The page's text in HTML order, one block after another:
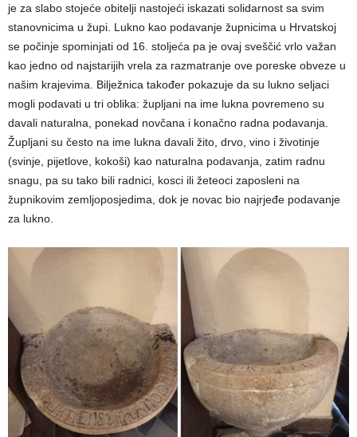
je za slabo stojeće obitelji nastojeći iskazati solidarnost sa svim
stanovnicima u župi. Lukno kao podavanje župnicima u Hrvatskoj
se počinje spominjati od 16. stoljeća pa je ovaj sveščić vrlo važan
kao jedno od najstarijih vrela za razmatranje ove poreske obveze u
našim krajevima. Bilježnica također pokazuje da su lukno seljaci
mogli podavati u tri oblika: župljani na ime lukna povremeno su
davali naturalna, ponekad novčana i konačno radna podavanja.
Župljani su često na ime lukna davali žito, drvo, vino i životinje
(svinje, pijetlove, kokoši) kao naturalna podavanja, zatim radnu
snagu, pa su tako bili radnici, kosci ili žeteoci zaposleni na
župnikovim zemljoposjedima, dok je novac bio najrjeđe podavanje
za lukno.